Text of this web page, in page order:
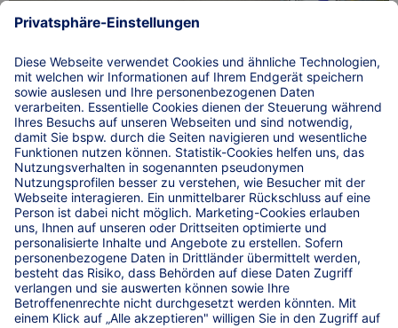
Einfach. Sicher. Parken. bei Spedition Girr an der
A7/A96
© 2026 WIRKSTATT GmbH